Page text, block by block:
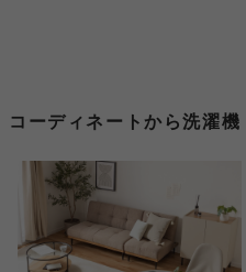
コーディネートから洗濯